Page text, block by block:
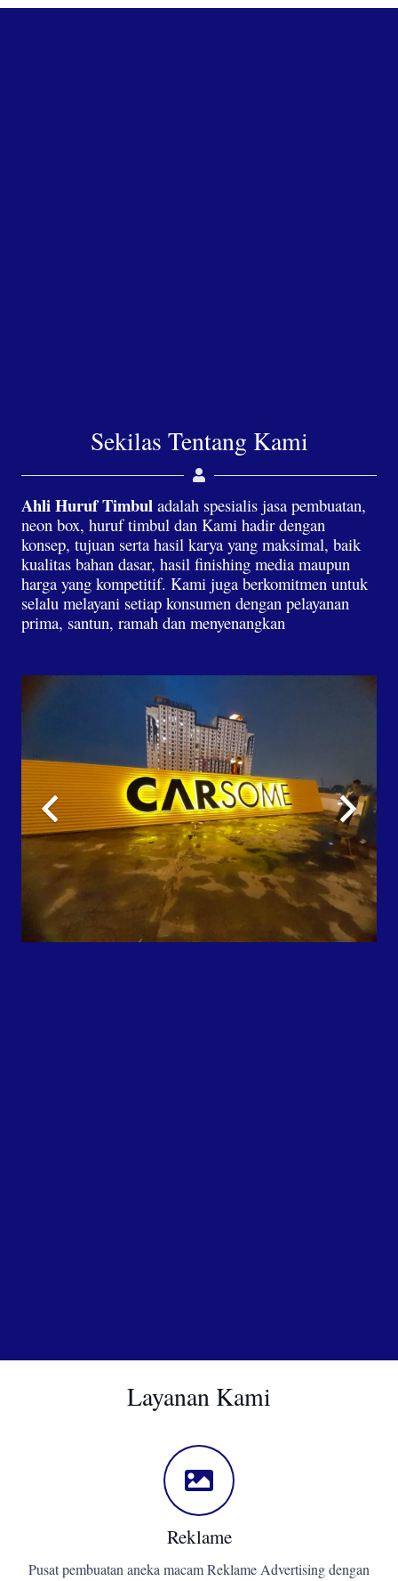
Sekilas Tentang Kami
Ahli Huruf Timbul adalah spesialis jasa pembuatan,
neon box, huruf timbul dan Kami hadir dengan
konsep, tujuan serta hasil karya yang maksimal, baik
kualitas bahan dasar, hasil finishing media maupun
harga yang kompetitif. Kami juga berkomitmen untuk
selalu melayani setiap konsumen dengan pelayanan
prima, santun, ramah dan menyenangkan
Layanan Kami
Reklame
Pusat pembuatan aneka macam Reklame Advertising dengan